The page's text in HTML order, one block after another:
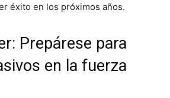
éxito en los próximos años.
Prepárese para
en la fuerza